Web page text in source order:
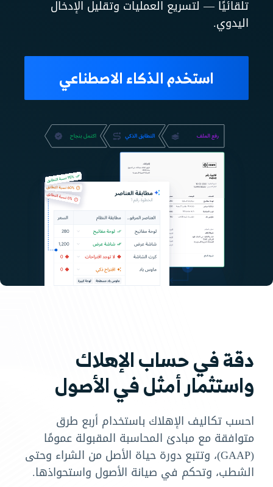
تلقائيًا — لتسريع العمليات وتقليل الإدخال
اليدوي.
استخدم الذكاء الاصطناعي
دقة في حساب الإهلاك
واستثمار أمثل في الأصول
احسب تكاليف الإهلاك باستخدام أربع طرق
متوافقة مع مبادئ المحاسبة المقبولة عمومًا
(GAAP)، وتتبع دورة حياة الأصل من الشراء وحتى
الشطب، وتحكم في صيانة الأصول واستحواذها.